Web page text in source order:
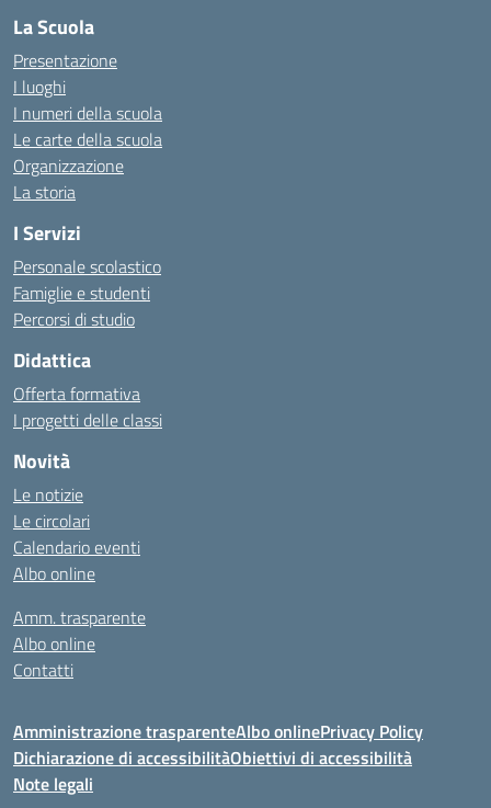
La Scuola
Presentazione
I luoghi
I numeri della scuola
Le carte della scuola
Organizzazione
La storia
I Servizi
Personale scolastico
Famiglie e studenti
Percorsi di studio
Didattica
Offerta formativa
I progetti delle classi
Novità
Le notizie
Le circolari
Calendario eventi
Albo online
Amm. trasparente
Albo online
Contatti
Amministrazione trasparenteAlbo onlinePrivacy Policy
Dichiarazione di accessibilitàObiettivi di accessibilità
Note legali